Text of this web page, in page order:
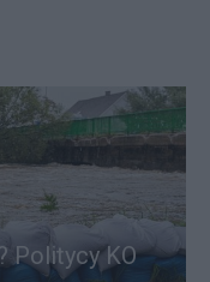
Politycy KO